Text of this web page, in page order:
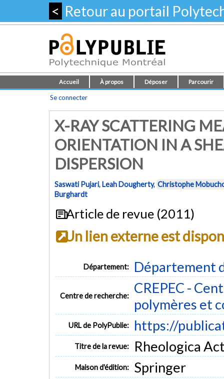
< Retour au portail
Accueil À propos Déposer Parcourir
Se connecter
X-RAY SCATTERING
ORIENTATION IN A
DISPERSION
Saswati Pujari,Leah Dougherty, Christophe
Burghardt
Article de revue (2011)
Un lien externe est
Département: Département
Centre de recherche:
CREPEC -
polymères et
URL de PolyPublie: https://
Titre de la revue: Rheologica
Maison d'édition: Springer